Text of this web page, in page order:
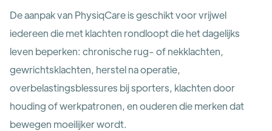
De aanpak van PhysiqCare is geschikt voor vrijwel
iedereen die met klachten rondloopt die het dagelijks
leven beperken: chronische rug- of nekklachten,
gewrichtsklachten, herstel na operatie,
overbelastingsblessures bij sporters, klachten door
houding of werkpatronen, en ouderen die merken dat
bewegen moeilijker wordt.